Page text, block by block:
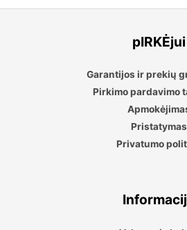
pIRKĖjui
Garantijos ir prekių
Pirkimo pardavimo
Pristatymas
Privatumo